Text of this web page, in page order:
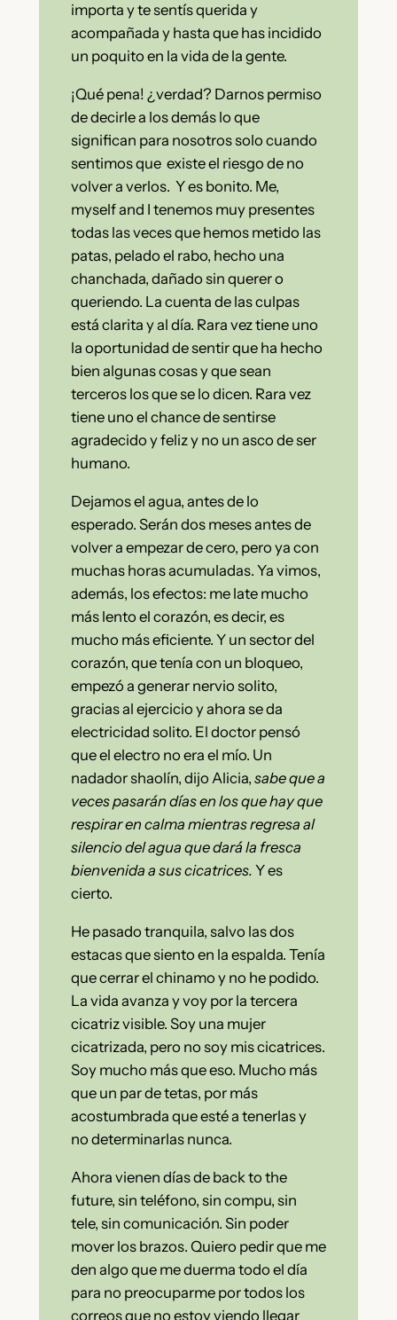
importa y te sentís querida y
acompañada y hasta que has incidido
un poquito en la vida de la gente.
¡Qué pena! ¿verdad? Darnos permiso
de decirle a los demás lo que
significan para nosotros solo cuando
sentimos que existe el riesgo de no
volver a verlos. Y es bonito. Me,
myself and I tenemos muy presentes
todas las veces que hemos metido las
patas, pelado el rabo, hecho una
chanchada, dañado sin querer o
queriendo. La cuenta de las culpas
está clarita y al día. Rara vez tiene uno
la oportunidad de sentir que ha hecho
bien algunas cosas y que sean
terceros los que se lo dicen. Rara vez
tiene uno el chance de sentirse
agradecido y feliz y no un asco de ser
humano.
Dejamos el agua, antes de lo
esperado. Serán dos meses antes de
volver a empezar de cero, pero ya con
muchas horas acumuladas. Ya vimos,
además, los efectos: me late mucho
más lento el corazón, es decir, es
mucho más eficiente. Y un sector del
corazón, que tenía con un bloqueo,
empezó a generar nervio solito,
gracias al ejercicio y ahora se da
electricidad solito. El doctor pensó
que el electro no era el mío. Un
nadador shaolín, dijo Alicia, sabe que a
veces pasarán días en los que hay que
respirar en calma mientras regresa al
silencio del agua que dará la fresca
bienvenida a sus cicatrices. Y es
cierto.
He pasado tranquila, salvo las dos
estacas que siento en la espalda. Tenía
que cerrar el chinamo y no he podido.
La vida avanza y voy por la tercera
cicatriz visible. Soy una mujer
cicatrizada, pero no soy mis cicatrices.
Soy mucho más que eso. Mucho más
que un par de tetas, por más
acostumbrada que esté a tenerlas y
no determinarlas nunca.
Ahora vienen días de back to the
future, sin teléfono, sin compu, sin
tele, sin comunicación. Sin poder
mover los brazos. Quiero pedir que me
den algo que me duerma todo el día
para no preocuparme por todos los
correos que no estoy viendo llegar